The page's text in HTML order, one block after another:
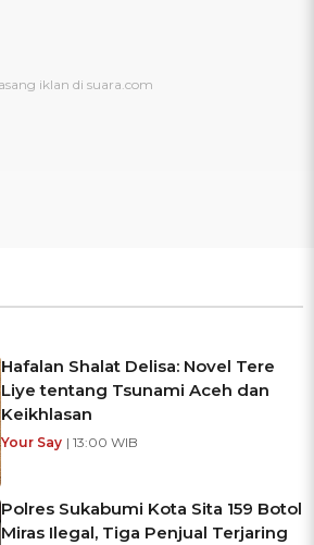
Hafalan Shalat Delisa: Novel Tere
Liye tentang Tsunami Aceh dan
Keikhlasan
Your Say | 13:00 WIB
Polres Sukabumi Kota Sita 159 Botol
Miras Ilegal, Tiga Penjual Terjaring